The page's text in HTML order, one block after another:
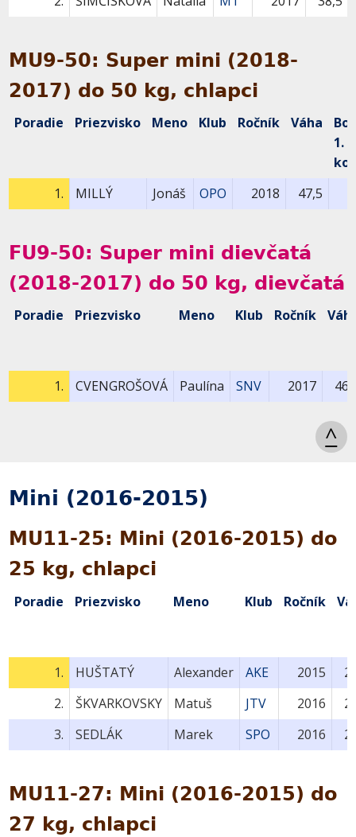
MU9-50: Super mini (2018-
2017) do 50 kg, chlapci
Poradie Priezvisko Meno Klub Ročník Váha
1.
1.
MILLÝ Jonáš OPO 2018 47,5
FU9-50: Super mini dievčatá
(2018-2017) do 50 kg, dievčatá
Poradie Priezvisko Meno Klub Ročník
1. CVENGROŠOVÁ Paulína SNV 2017
^
Mini (2016-2015)
MU11-25: Mini (2016-2015) do
25 kg, chlapci
Poradie Priezvisko Meno Klub Ročník
1. HUŠTATÝ Alexander AKE 2015
2.
ŠKVARKOVSKY Matuš JTV 2016
3.
SEDLÁK Marek SPO 2016
MU11-27: Mini (2016-2015) do
27 kg, chlapci